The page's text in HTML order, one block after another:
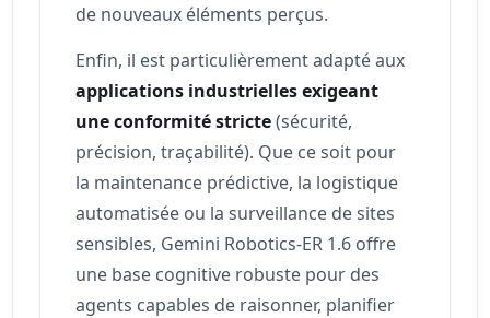
de nouveaux éléments perçus.
Enfin, il est particulièrement adapté aux
applications industrielles exigeant
une conformité stricte(sécurité,
précision, traçabilité). Que ce soit pour
la maintenance prédictive, la logistique
automatisée ou la surveillance de sites
sensibles, Gemini Robotics-ER 1.6 offre
une base cognitive robuste pour des
agents capables de raisonner, planifier